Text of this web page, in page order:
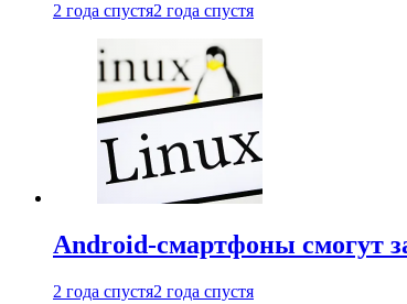
2 года спустя2 года спустя
Android-смартфоны смогут
2 года спустя2 года спустя